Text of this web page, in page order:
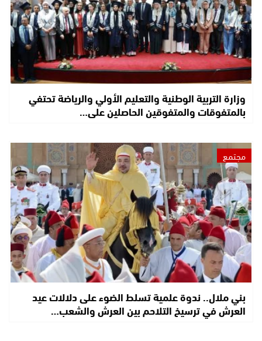
وزارة التربية الوطنية والتعليم الأولي والرياضة تحتفي
بالمتفوقات والمتفوقين الحاصلين على…
مجتمع
بني ملال.. ندوة علمية تسلط الضوء على دلالات عيد
العرش في ترسيخ التلاحم بين العرش والشعب…